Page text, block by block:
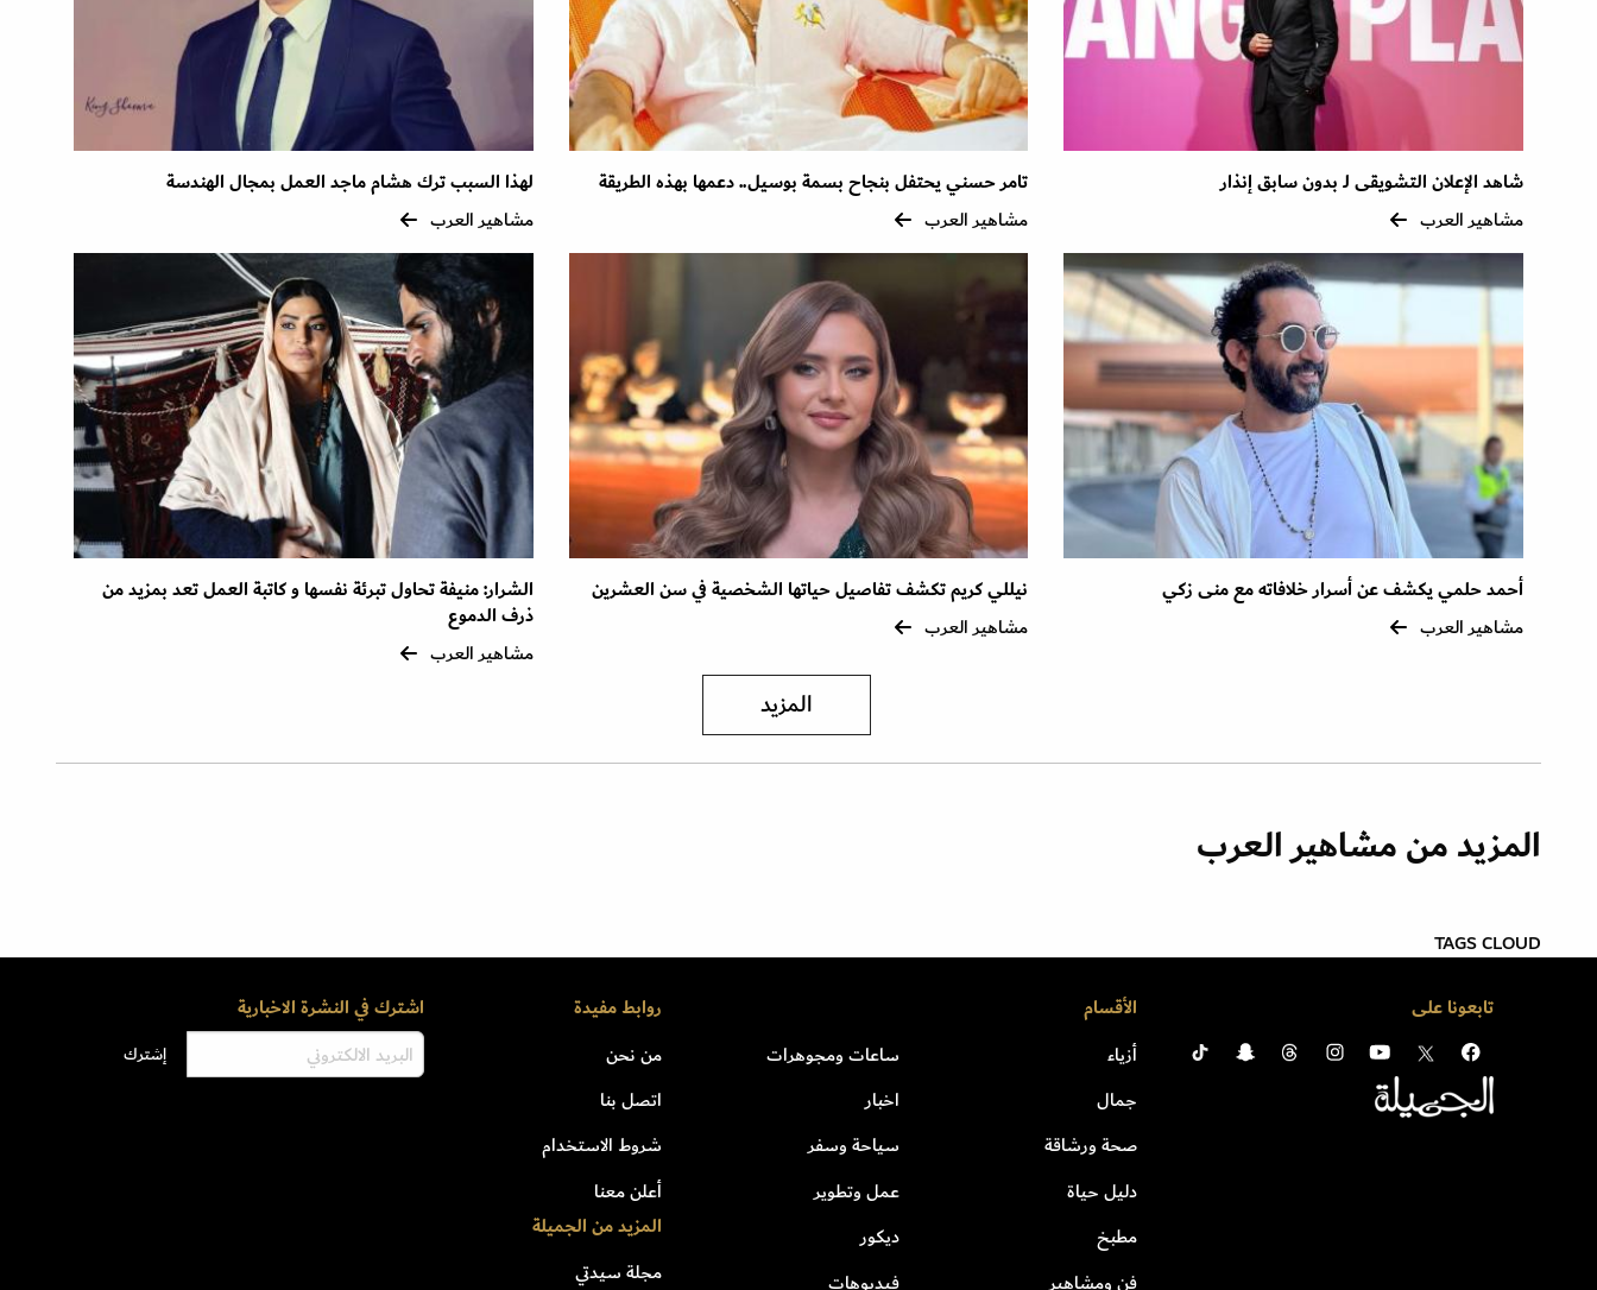
شاهد الإعلان التشويقى لـ بدون سابق إنذار
مشاهير العرب
تامر حسني يحتفل بنجاح بسمة بوسيل.. دعمها بهذه الطريقة
مشاهير العرب
لهذا السبب ترك هشام ماجد العمل بمجال الهندسة
مشاهير العرب
أحمد حلمي يكشف عن أسرار خلافاته مع منى زكي
مشاهير العرب
نيللي كريم تكشف تفاصيل حياتها الشخصية في سن العشرين
مشاهير العرب
الشرار: منيفة تحاول تبرئة نفسها و كاتبة العمل تعد بمزيد من
ذرف الدموع
مشاهير العرب
المزيد
المزيد من مشاهير العرب
TAGS CLOUD
تابعونا على الأقسام
أزياء
جمال
صحة ورشاقة
دليل حياة
مطبخ
فن ومشاهير
ساعات ومجوهرات
اخبار
سياحة وسفر
عمل وتطوير
ديكور
فيديوهات
روابط مفيدة
من نحن
اتصل بنا
شروط الاستخدام
أعلن معنا
المزيد من الجميلة
مجلة سيدتي
اشترك في النشرة الاخبارية